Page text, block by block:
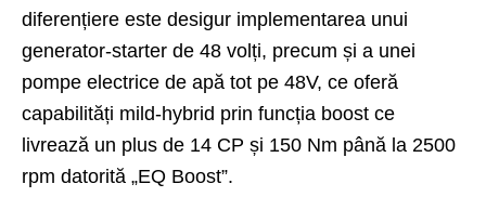
diferențiere este desigur implementarea unui
generator-starter de 48 volți, precum și a unei
pompe electrice de apă tot pe 48V, ce oferă
capabilități mild-hybrid prin funcția boost ce
livrează un plus de 14 CP și 150 Nm până la 2500
rpm datorită „EQ Boost”.